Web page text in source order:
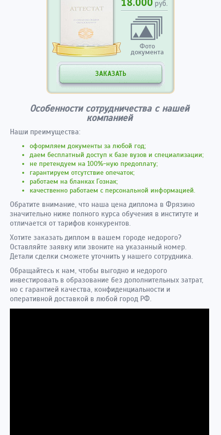
руб.
Фото
документа
ЗАКАЗАТЬ
Особенности сотрудничества с нашей
компанией
Наши преимущества:
оформляем документы за любой год;
даем бесплатный доступ к базе вузов и специализации;
не претендуем на 100%-ную предоплату;
гарантируем отсутствие опечаток;
работаем на бланках Гознак;
качественно работаем с персональной информацией.
Обратите внимание, что наша цена диплома в Фрязино
значительно ниже полного курса обучения в институте и
отличается от тарифов конкурентов.
Хотите заказать диплом в вашем городе недорого?
Оставляйте заявку или звоните на указанный номер.
Детали сделки сможете уточнить у нашего сотрудника.
Обращайтесь к нам, чтобы выгодно и недорого
инвестировать в образование без дополнительных затрат,
но с гарантией качества, конфиденциальности и
оперативной доставкой в любой город РФ.